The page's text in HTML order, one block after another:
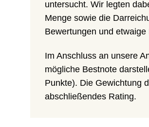
untersucht. Wir legten
Menge sowie die
Bewertungen und
Im Anschluss an unsere
mögliche Bestnote
Punkte). Die Gewichtung
abschließendes Rating.